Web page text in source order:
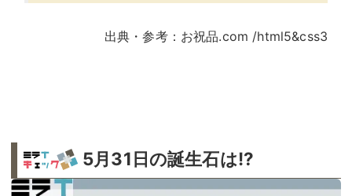
出典・参考：お祝品.com /html5&css3
5月31日の誕生石は!?